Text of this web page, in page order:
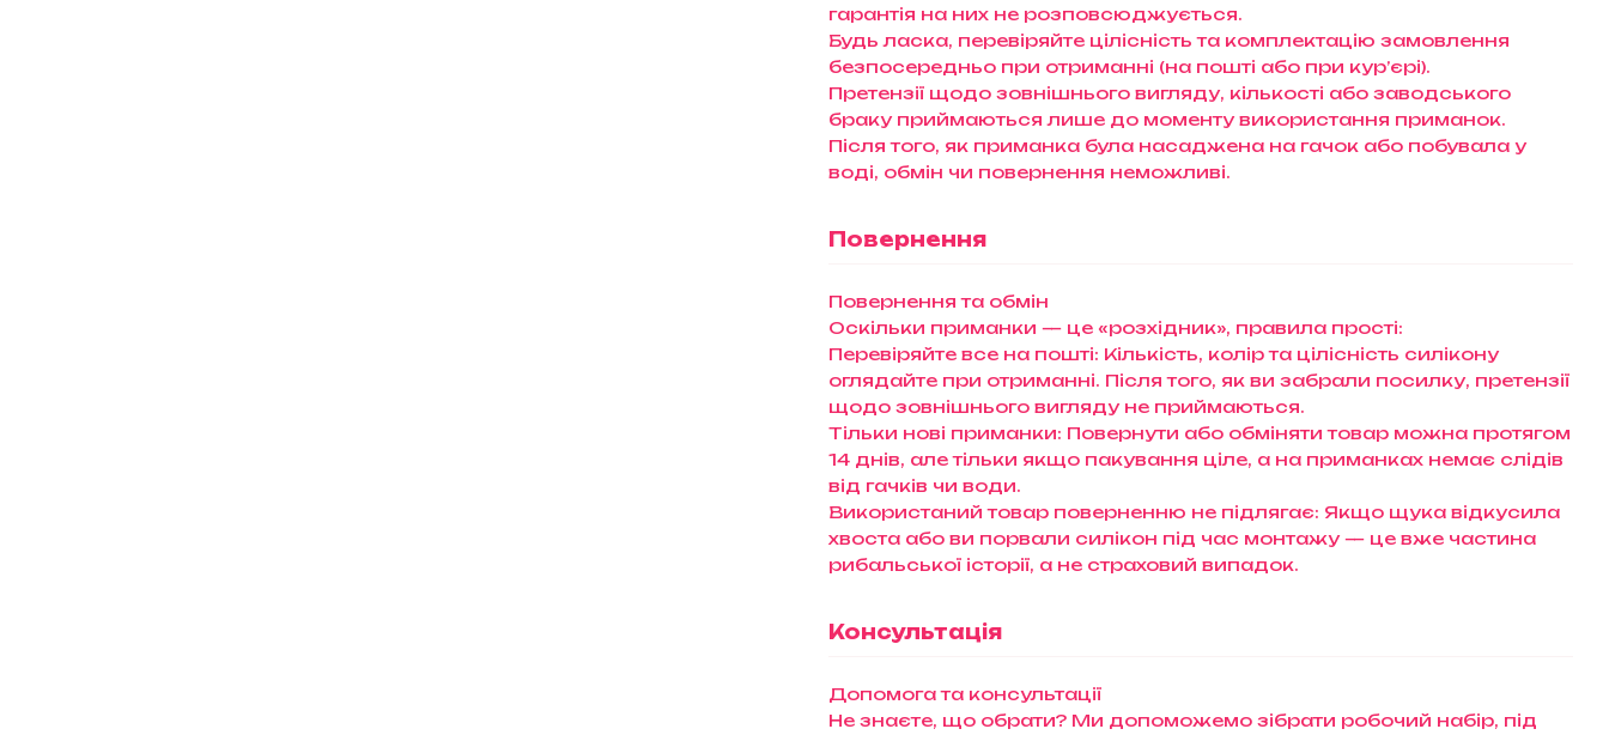
гарантія на них не розповсюджується.
Будь ласка, перевіряйте цілісність та комплектацію замовлення
безпосередньо при отриманні (на пошті або при кур’єрі).
Претензії щодо зовнішнього вигляду, кількості або заводського
браку приймаються лише до моменту використання приманок.
Після того, як приманка була насаджена на гачок або побувала у
воді, обмін чи повернення неможливі.
Повернення
Повернення та обмін
Оскільки приманки — це «розхідник», правила прості:
Перевіряйте все на пошті: Кількість, колір та цілісність силікону
оглядайте при отриманні. Після того, як ви забрали посилку, претензії
щодо зовнішнього вигляду не приймаються.
Тільки нові приманки: Повернути або обміняти товар можна протягом
14 днів, але тільки якщо пакування ціле, а на приманках немає слідів
від гачків чи води.
Використаний товар поверненню не підлягає: Якщо щука відкусила
хвоста або ви порвали силікон під час монтажу — це вже частина
рибальської історії, а не страховий випадок.
Консультація
Допомога та консультації
Не знаєте, що обрати? Ми допоможемо зібрати робочий набір, під